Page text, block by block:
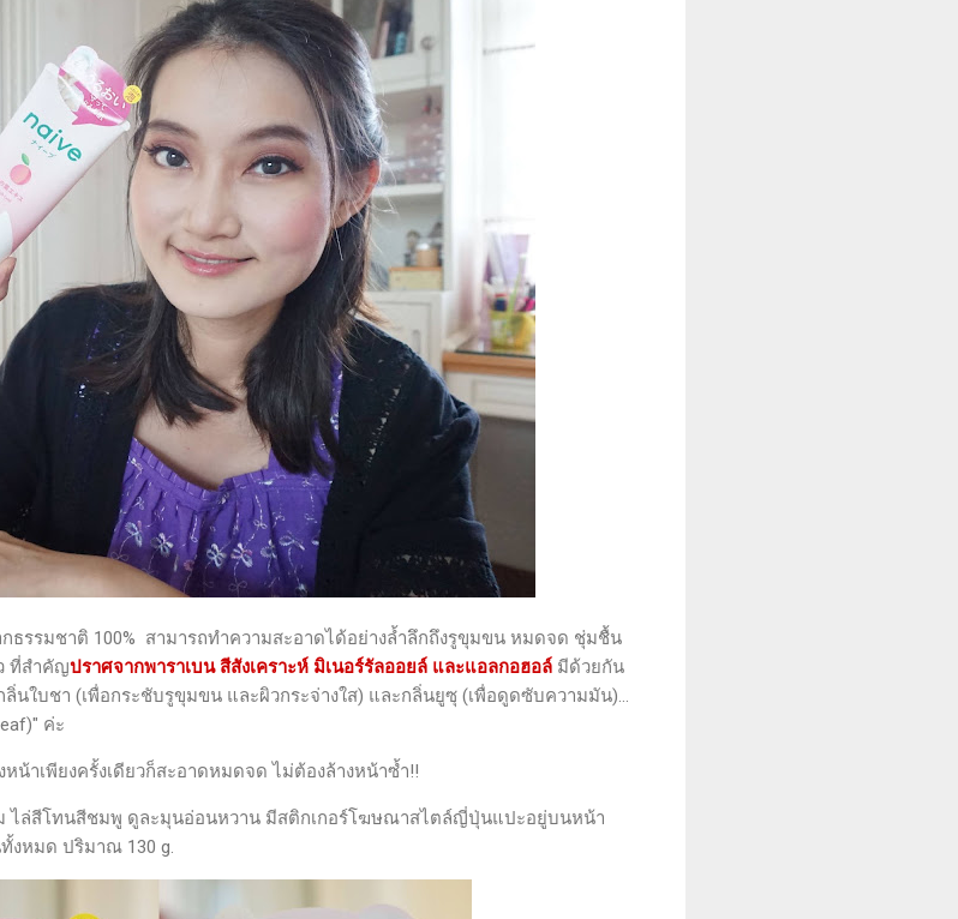
รรมชาติ 100% สามารถทำความสะอาดได้อย่างล้ำลึกถึงรูขุมขน หมดจด ชุ่มชื้น
ที่สำคัญปราศจากพาราเบน สีสังเคราะห์ มิเนอร์รัลออยล์ และแอลกอฮอล์ มีด้วยกัน
ใบชา (เพื่อกระชับรูขุมขน และผิวกระจ่างใส) และกลิ่นยูซุ (เพื่อดูดซับความมัน)...
ค่ะ
น้าเพียงครั้งเดียวก็สะอาดหมดจด ไม่ต้องล้างหน้าซ้ำ!!
ไล่สีโทนสีชมพู ดูละมุนอ่อนหวาน มีสติกเกอร์โฆษณาสไตล์ญี่ปุ่นแปะอยู่บนหน้า
หมด ปริมาณ​ 130 g.